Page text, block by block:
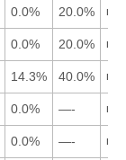
0.0% 20.0%
0.0% 20.0%
14.3% 40.0%
0.0% —-
0.0% —-